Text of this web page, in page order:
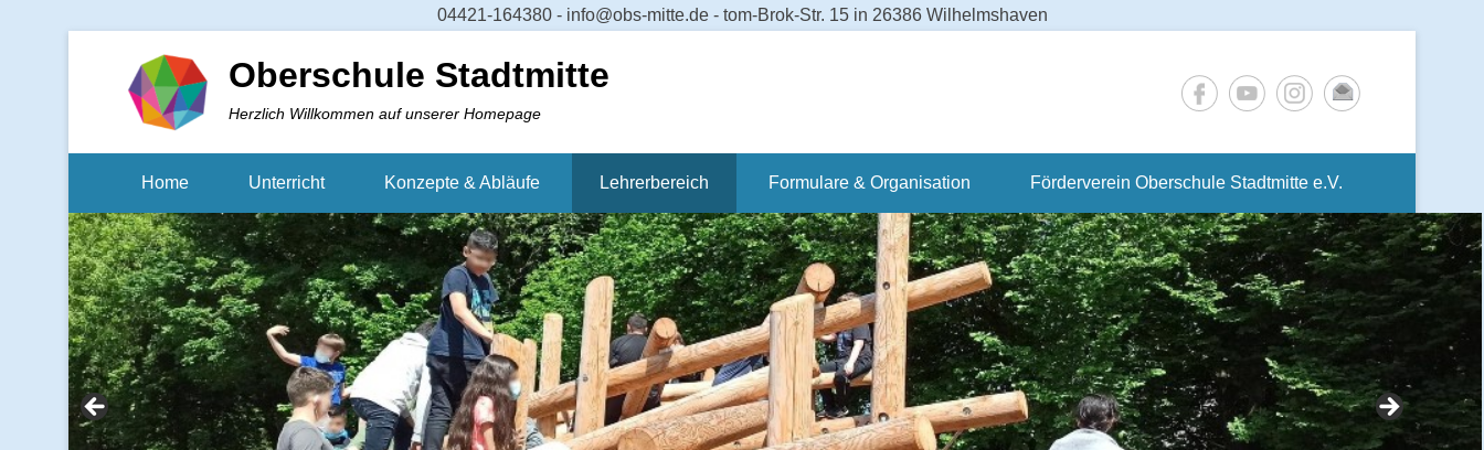
04421-164380 - info@obs-mitte.de - tom-Brok-Str. 15 in 26386 Wilhelmshaven
Oberschule Stadtmitte
Herzlich Willkommen auf unserer Homepage
Home Unterricht Konzepte & Abläufe Lehrerbereich Formulare & Organisation Förderverein Oberschule Stadtmitte e.V.